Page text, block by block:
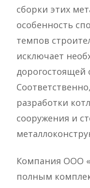
сборки этих
особенность
темпов
исключает
дорогостоящей
разработки
сооружения и
Компания ООО
полным